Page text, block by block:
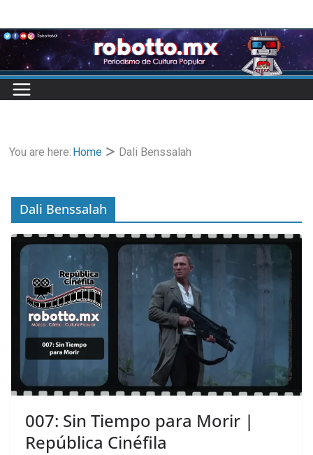
to
content
You are here: Home Dali Benssalah
Dali Benssalah
007: Sin Tiempo para Morir |
República Cinéfila